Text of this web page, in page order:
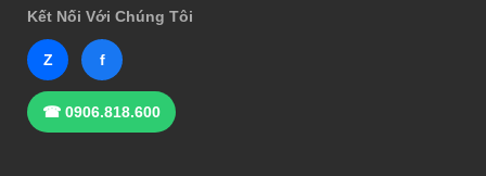
Kết Nối Với Chúng Tôi
Z f
☎ 0906.818.600